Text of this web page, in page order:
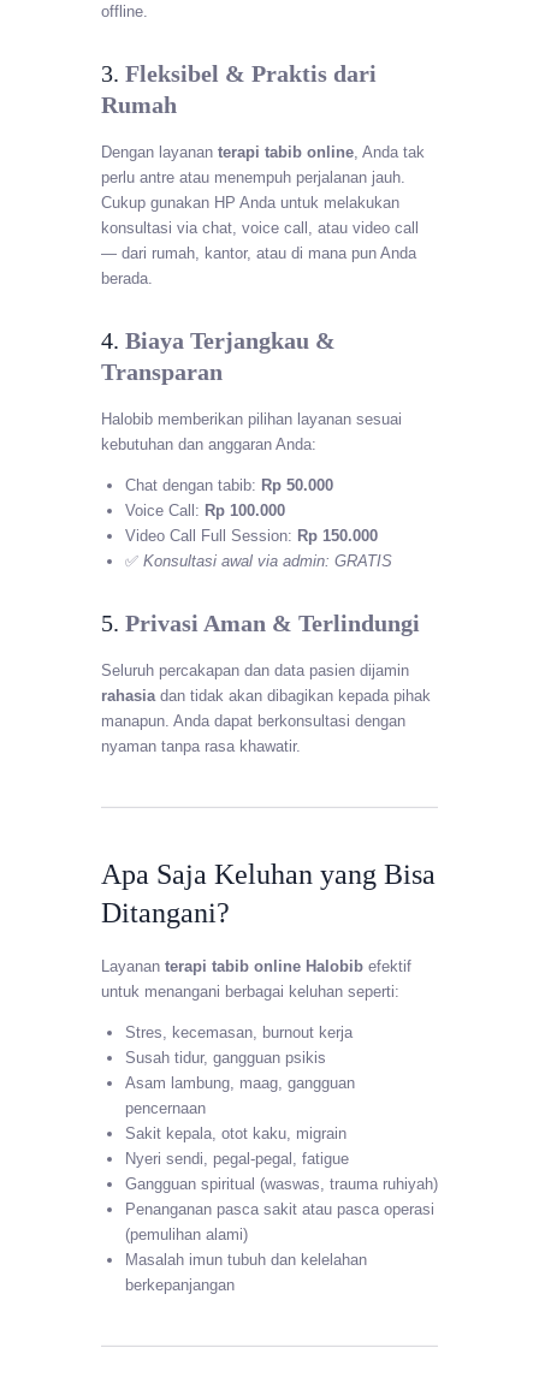
offline.
3. Fleksibel & Praktis dari
Rumah
Dengan layanan terapi tabib online , Anda tak
perlu antre atau menempuh perjalanan jauh.
Cukup gunakan HP Anda untuk melakukan
konsultasi via chat, voice call, atau video call
— dari rumah, kantor, atau di mana pun Anda
berada.
4. Biaya Terjangkau &
Transparan
Halobib memberikan pilihan layanan sesuai
kebutuhan dan anggaran Anda:
Chat dengan tabib: Rp 50.000
Voice Call: Rp 100.000
Video Call Full Session: Rp 150.000
✅ Konsultasi awal via admin: GRATIS
5. Privasi Aman & Terlindungi
Seluruh percakapan dan data pasien dijamin
rahasia dan tidak akan dibagikan kepada pihak
manapun. Anda dapat berkonsultasi dengan
nyaman tanpa rasa khawatir.
Apa Saja Keluhan yang Bisa
Ditangani?
Layanan terapi tabib online Halobib efektif
untuk menangani berbagai keluhan seperti:
Stres, kecemasan, burnout kerja
Susah tidur, gangguan psikis
Asam lambung, maag, gangguan
pencernaan
Sakit kepala, otot kaku, migrain
Nyeri sendi, pegal-pegal, fatigue
Gangguan spiritual (waswas, trauma ruhiyah)
Penanganan pasca sakit atau pasca operasi
(pemulihan alami)
Masalah imun tubuh dan kelelahan
berkepanjangan